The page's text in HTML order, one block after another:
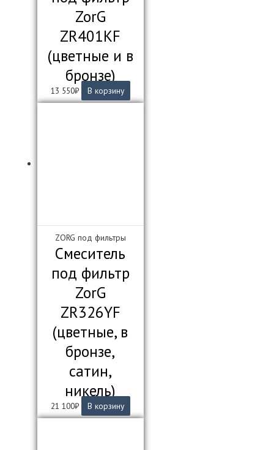
ZorG
ZR401KF
(цветные и в
бронзе)
13 550₽ В корзину
ZORG под фильтры
Смеситель
под фильтр
ZorG
ZR326YF
(цветные, в
бронзе,
сатин,
никель)
21 100₽ В корзину